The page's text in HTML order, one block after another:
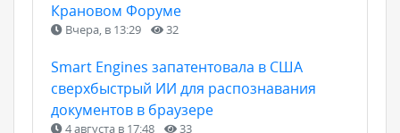
Крановом Форуме
Вчера, в 13:29 32
Smart Engines запатентовала в США
сверхбыстрый ИИ для распознавания
документов в браузере
4 августа в 17:48 33